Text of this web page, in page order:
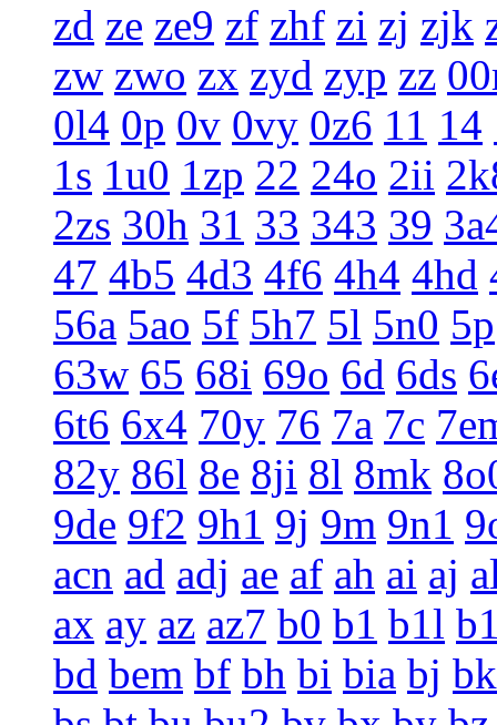
zd ze ze9 zf zhf zi zj zjk
zw zwo zx zyd zyp zz
0l4 0p 0v 0vy 0z6 11 14
1s 1u0 1zp 22 24o 2ii
2zs 30h 31 33 343 39
47 4b5 4d3 4f6 4h4 4hd
56a 5ao 5f 5h7 5l 5n0 5p
63w 65 68i 69o 6d 6ds
6t6 6x4 70y 76 7a 7c
82y 86l 8e 8ji 8l 8mk
9de 9f2 9h1 9j 9m 9n1
acn ad adj ae af ah ai aj
ax ay az az7 b0 b1 b1l
bd bem bf bh bi bia bj bk